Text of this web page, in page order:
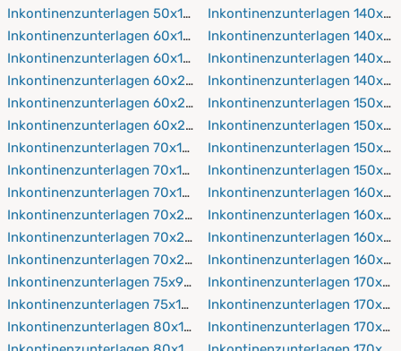
Inkontinenzunterlagen 50x100 cm
Inkontinenzunterlagen 60x120 cm
Inkontinenzunterlagen 60x190 cm
Inkontinenzunterlagen 60x200 cm
Inkontinenzunterlagen 60x210 cm
Inkontinenzunterlagen 60x220 cm
Inkontinenzunterlagen 70x140 cm
Inkontinenzunterlagen 70x160 cm
Inkontinenzunterlagen 70x190 cm
Inkontinenzunterlagen 70x200 cm
Inkontinenzunterlagen 70x210 cm
Inkontinenzunterlagen 70x220 cm
Inkontinenzunterlagen 75x90 cm
Inkontinenzunterlagen 75x150 cm
Inkontinenzunterlagen 80x160 cm
Inkontinenzunterlagen
Inkontinenzunterlagen
Inkontinenzunterlagen
Inkontinenzunterlagen
Inkontinenzunterlagen
Inkontinenzunterlagen
Inkontinenzunterlagen
Inkontinenzunterlagen
Inkontinenzunterlagen
Inkontinenzunterlagen
Inkontinenzunterlagen
Inkontinenzunterlagen
Inkontinenzunterlagen
Inkontinenzunterlagen
Inkontinenzunterlagen